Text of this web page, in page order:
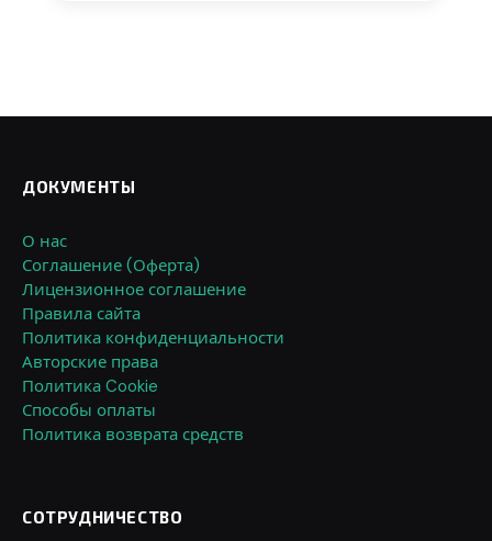
ДОКУМЕНТЫ
О нас
Соглашение (Оферта)
Лицензионное соглашение
Правила сайта
Политика конфиденциальности
Авторские права
Политика Cookie
Способы оплаты
Политика возврата средств
СОТРУДНИЧЕСТВО